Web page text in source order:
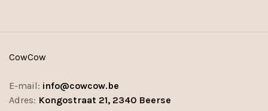
CowCow
E-mail: info@cowcow.be
Adres: Kongostraat 21, 2340 Beerse